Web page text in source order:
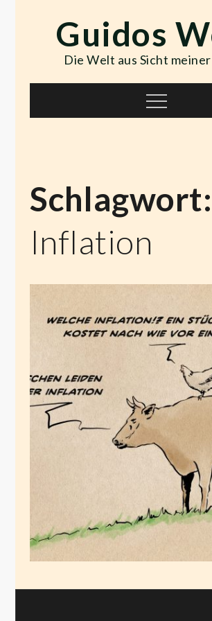
contentGuidos
Die Welt aus Sicht
Menu
Schlagwort:
Inflation
Inflationäre
Gedanken
Januar 30, 2023